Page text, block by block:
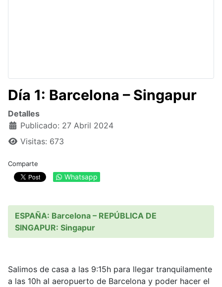
Día 1: Barcelona – Singapur
Detalles
Publicado: 27 Abril 2024
Visitas: 673
Comparte
Whatsapp
ESPAÑA: Barcelona – REPÚBLICA DE
SINGAPUR: Singapur
Salimos de casa a las 9:15h para llegar tranquilamente
a las 10h al aeropuerto de Barcelona y poder hacer el